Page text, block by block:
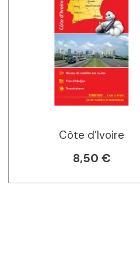
Côte d’Ivoire
8,50 €